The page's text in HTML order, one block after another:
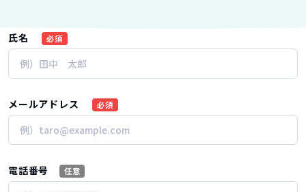
氏名 必須
メールアドレス 必須
電話番号 任意